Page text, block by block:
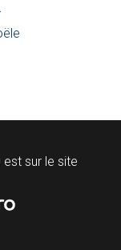
est sur le site